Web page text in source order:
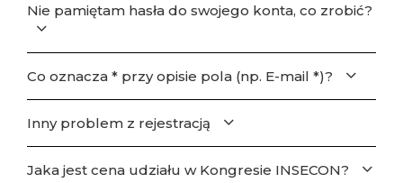
Nie pamiętam hasła do swojego konta, co zrobić?
Co oznacza * przy opisie pola (np. E-mail *)?
Inny problem z rejestracją
Jaka jest cena udziału w Kongresie INSECON?